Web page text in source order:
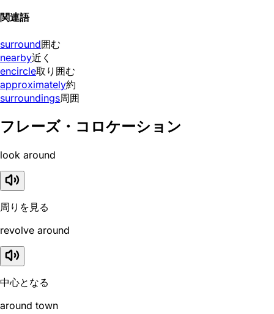
関連語
surround囲む
nearby近く
encircle取り囲む
approximately約
surroundings周囲
フレーズ・コロケーション
look around
周りを見る
revolve around
中心となる
around town